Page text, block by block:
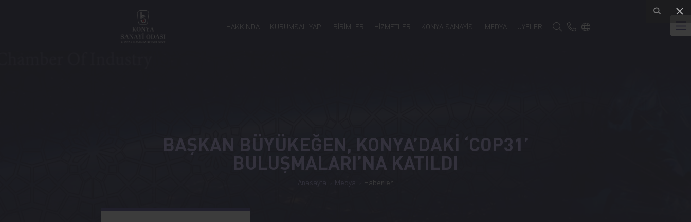
HAKKINDA KURUMSAL YAPI BİRİMLER HİZMETLER KONYA SANAYİSİ MEDYA ÜYELER
Google Translate
BAŞKAN BÜYÜKEĞEN, KONYA’DAKİ ‘COP31’
BULUŞMALARI’NA KATILDI
Anasayfa Medya Haberler